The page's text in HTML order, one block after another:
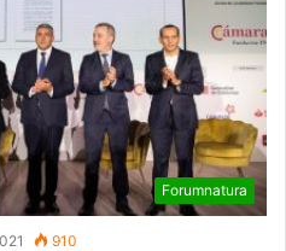
Forumnatura
910